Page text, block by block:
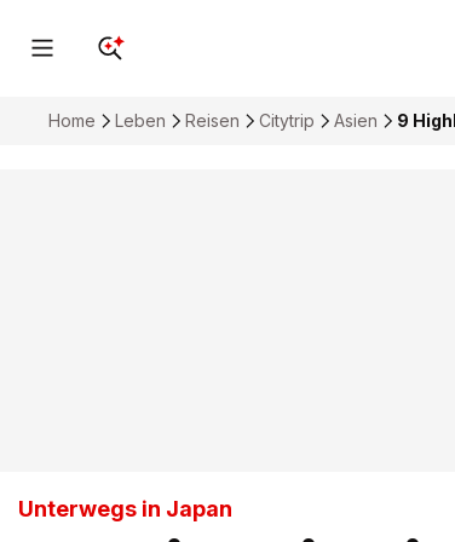
Home Leben Reisen Citytrip Asien 9
Unterwegs in Japan